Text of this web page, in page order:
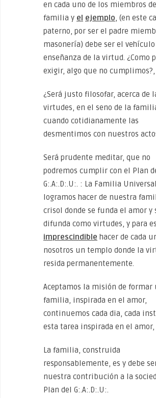
en cada uno de los miembros
familia y el ejemplo, (en este
paterno, por ser el padre
masonería) debe ser el vehículo
enseñanza de la virtud. ¿Como
exigir, algo que no cumplimos?,
¿Será justo filosofar, acerca de
virtudes, en el seno de la
cuando cotidianamente las
desmentimos con nuestros
Será prudente meditar, que no
podremos cumplir con el Plan
G:.A:.D:.U:. : La Familia
logramos hacer de nuestra
crisol donde se funda el amor y
difunda como virtudes, y para
imprescindible hacer de cada
nosotros un templo donde la
resida permanentemente.
Aceptamos la misión de formar
familia, inspirada en el amor,
continuemos cada dia, cada
esta tarea inspirada en el amor,
La familia, construida
responsablemente, es y debe
nuestra contribución a la
Plan del G:.A:.D:.U:.